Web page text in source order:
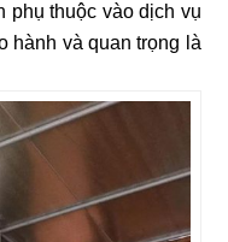
phụ thuộc vào dịch vụ
hành và quan trọng là